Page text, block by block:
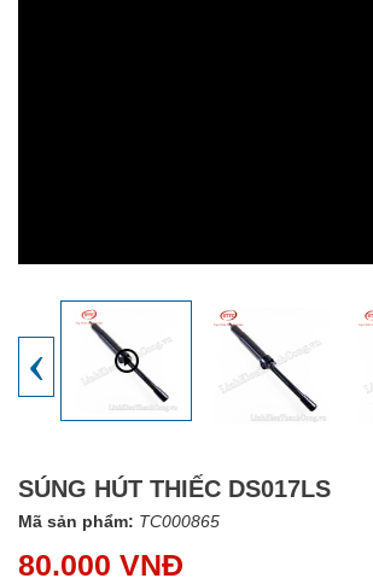
‹
SÚNG HÚT THIẾC DS017LS
Mã sản phẩm: TC000865
80.000 VNĐ